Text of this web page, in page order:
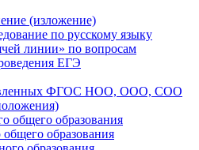
(изложение)
по русскому языку
линии» по вопросам
ЕГЭ
ФГОС НОО, ООО, СОО
общего образования
образования